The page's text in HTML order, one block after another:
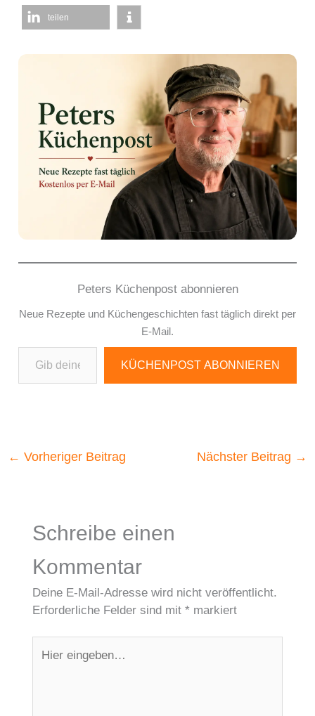
teilen
Peters Küchenpost abonnieren
Neue Rezepte und Küchengeschichten fast täglich direkt per
E-Mail.
Gib deine E-Mail-Adresse ein ...
KÜCHENPOST ABONNIEREN
← Vorheriger Beitrag Nächster Beitrag →
Schreibe einen
Kommentar
Deine E-Mail-Adresse wird nicht veröffentlicht.
Erforderliche Felder sind mit * markiert
eingeben…